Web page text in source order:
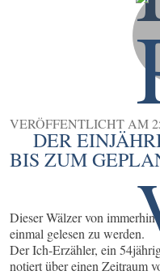
VERÖFFENTLICHT AM
DER
BIS ZUM
Dieser Wälzer von immerhin
einmal gelesen zu werden.
Der Ich-Erzähler, ein
notiert über einen Zeitraum